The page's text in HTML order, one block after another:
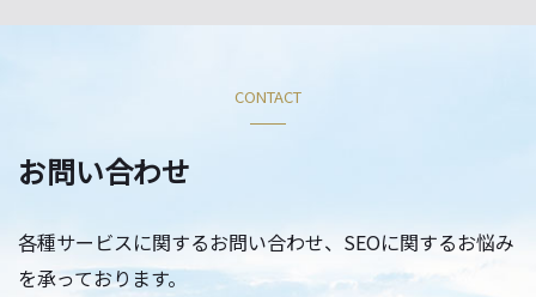
CONTACT
お問い合わせ
各種サービスに関するお問い合わせ、SEOに関するお悩み
を承っております。